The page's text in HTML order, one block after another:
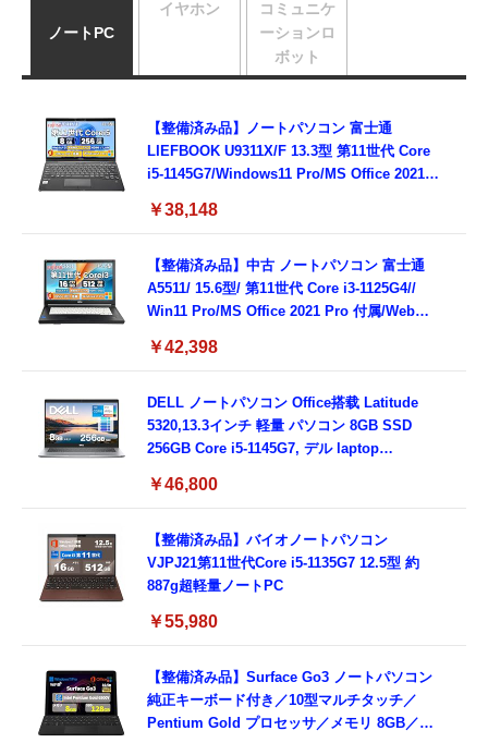
ノートPC
【整備済み品】ノートパソコン 富士通
LIEFBOOK U9311X/F 13.3型 第11世代 Core
i5-1145G7/Windows11 Pro/MS Office 2021搭
Type-C/360度回転対応/有線静音マウス付
8GB,SSD256GB)
￥38,148
【整備済み品】中古 ノートパソコン 富士通
A5511/ 15.6型/ 第11世代 Core i3-1125G4//
Win11 Pro/MS Office 2021 Pro 付属/Webカ
3.0)/ 有線静音マウス付属/ 180日保証（メモリ
￥42,398
DELL ノートパソコン Office搭载 Latitude
5320,13.3インチ 軽量 パソコン 8GB SSD
256GB Core i5-1145G7, デル laptop
ド付き (整備済み品)
￥46,800
【整備済み品】バイオノートパソコン
VJPJ21第11世代Core i5-1135G7 12.5型 約
887g超軽量ノートPC
￥55,980
【整備済み品】Surface Go3 ノートパソコン
純正キーボード付き／10型マルチタッチ／
Pentium Gold プロセッサ／メモリ 8GB／
イヤホン
コミュニケ
ーションロ
ボット